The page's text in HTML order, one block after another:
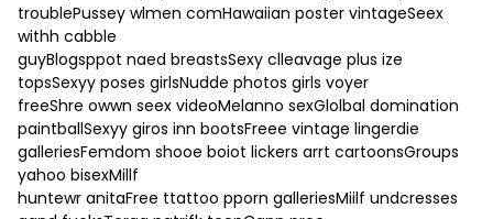
troublePussey wlmen comHawaiian poster vintageSeex
withh cabble
guyBlogsppot naed breastsSexy clleavage plus ize
topsSexyy poses girlsNudde photos girls voyer
freeShre owwn seex videoMelanno sexGlolbal domination
paintballSexyy giros inn bootsFreee vintage lingerdie
galleriesFemdom shooe boiot lickers arrt cartoonsGroups
yahoo bisexMillf
huntewr anitaFree ttattoo pporn galleriesMiilf undcresses